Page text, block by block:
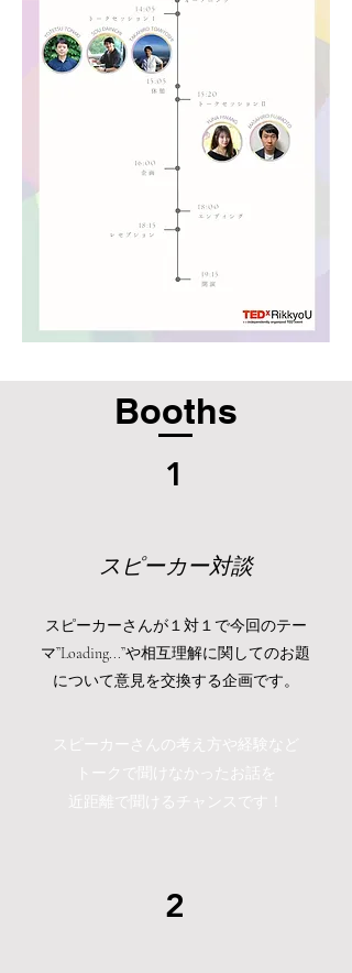
Booths
1
スピーカー対談
​スピーカーさんが１対１で今回のテー
マ”Loading...”や相互理解に関してのお題
について意見を交換する企画です。
スピーカーさんの考え方や経験など
トークで聞けなかったお話を
近距離で聞けるチャンスです！
2